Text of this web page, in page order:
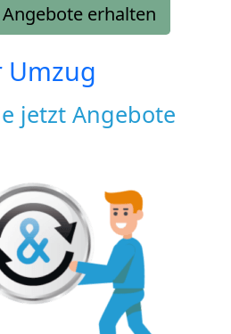
erhalten
Umzug
jetzt Angebote